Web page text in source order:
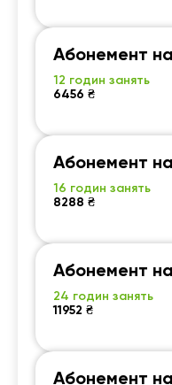
Абонемент на
12 годин занять
6456 ₴
Абонемент на
16 годин занять
8288 ₴
Абонемент на
24 годин занять
11952 ₴
Абонемент на